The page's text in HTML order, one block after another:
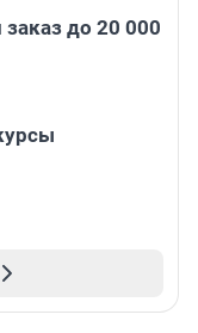
до 20 000